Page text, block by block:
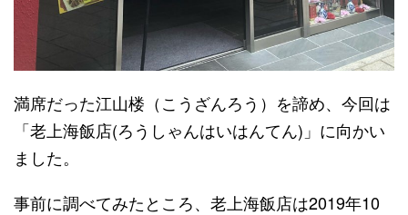
満席だった江山楼（こうざんろう）を諦め、今回は
「老上海飯店(ろうしゃんはいはんてん)」に向かい
ました。
事前に調べてみたところ、老上海飯店は2019年10